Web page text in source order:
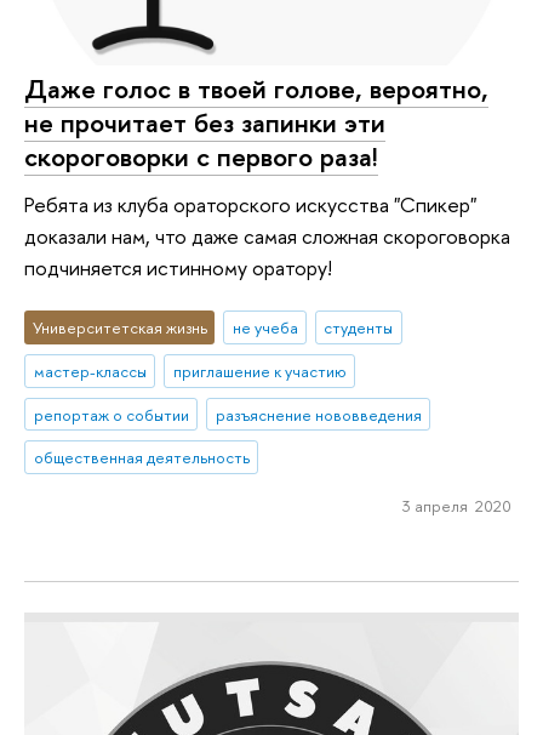
Даже голос в твоей голове, вероятно,
не прочитает без запинки эти
скороговорки с первого раза!
Ребята из клуба ораторского искусства "Спикер"
доказали нам, что даже самая сложная скороговорка
подчиняется истинному оратору!
Университетская жизнь не учеба
студенты
мастер-классы
приглашение к участию
репортаж о событии
разъяснение нововведения
общественная деятельность
3 апреля 2020